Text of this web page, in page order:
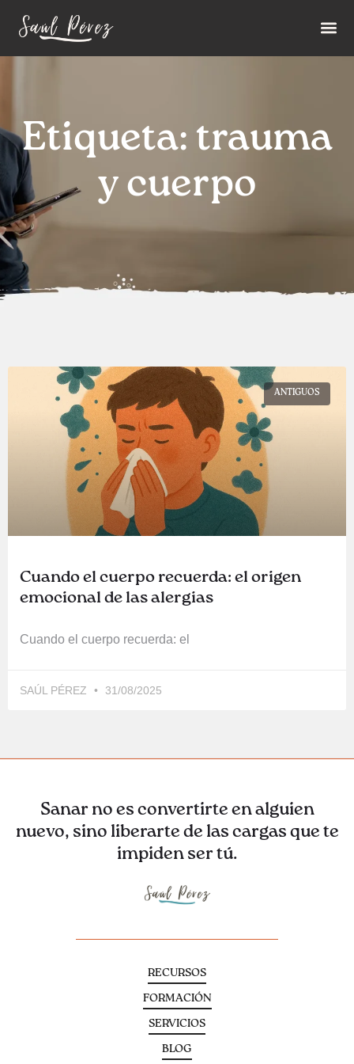
Etiqueta: trauma
y cuerpo
ANTIGUOS
Cuando el cuerpo recuerda: el origen
emocional de las alergias
Cuando el cuerpo recuerda: el
SAÚL PÉREZ 31/08/2025
Sanar no es convertirte en alguien
nuevo, sino liberarte de las cargas que te
impiden ser tú.
RECURSOS
FORMACIÓN
SERVICIOS
BLOG